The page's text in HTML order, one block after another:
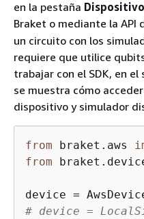
en la pestaña
Braket o mediante la API
un circuito con los
requiere que utilice
trabajar con el SDK, en
se muestra cómo
dispositivo y simulador
from braket.aws
from
device =
# device =